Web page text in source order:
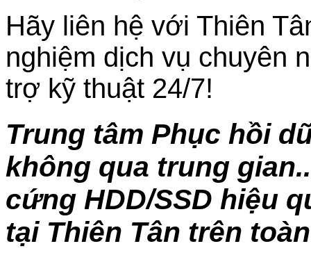
Hãy liên hệ với Thiên
nghiệm dịch vụ chuyên
trợ kỹ thuật 24/7!
Trung tâm Phục hồi
không qua trung
cứng HDD/SSD hiệu
tại Thiên Tân trên